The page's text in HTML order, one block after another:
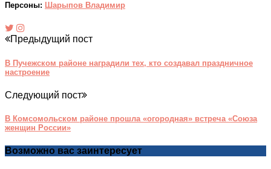
Персоны: Шарыпов Владимир
Предыдущий пост
В Пучежском районе наградили тех, кто создавал праздничное
настроение
Следующий пост
В Комсомольском районе прошла «огородная» встреча «Союза
женщин России»
Возможно вас заинтересует